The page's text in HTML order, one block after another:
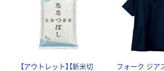
【アウトレット】【新米切
フォーク ジア